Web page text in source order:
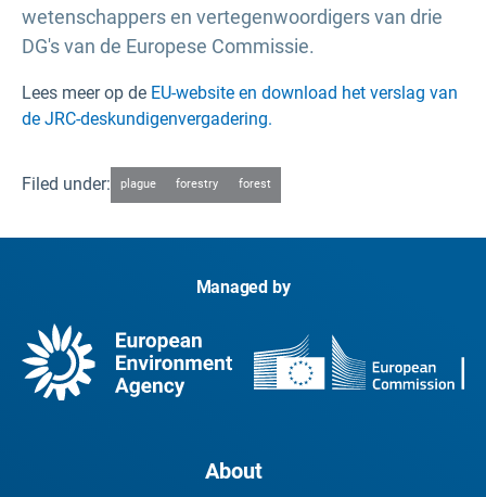
wetenschappers en vertegenwoordigers van drie
DG's van de Europese Commissie.
Lees meer op de EU-website en download het verslag van
de JRC-deskundigenvergadering.
Filed under: plague forestry forest
Managed by
About